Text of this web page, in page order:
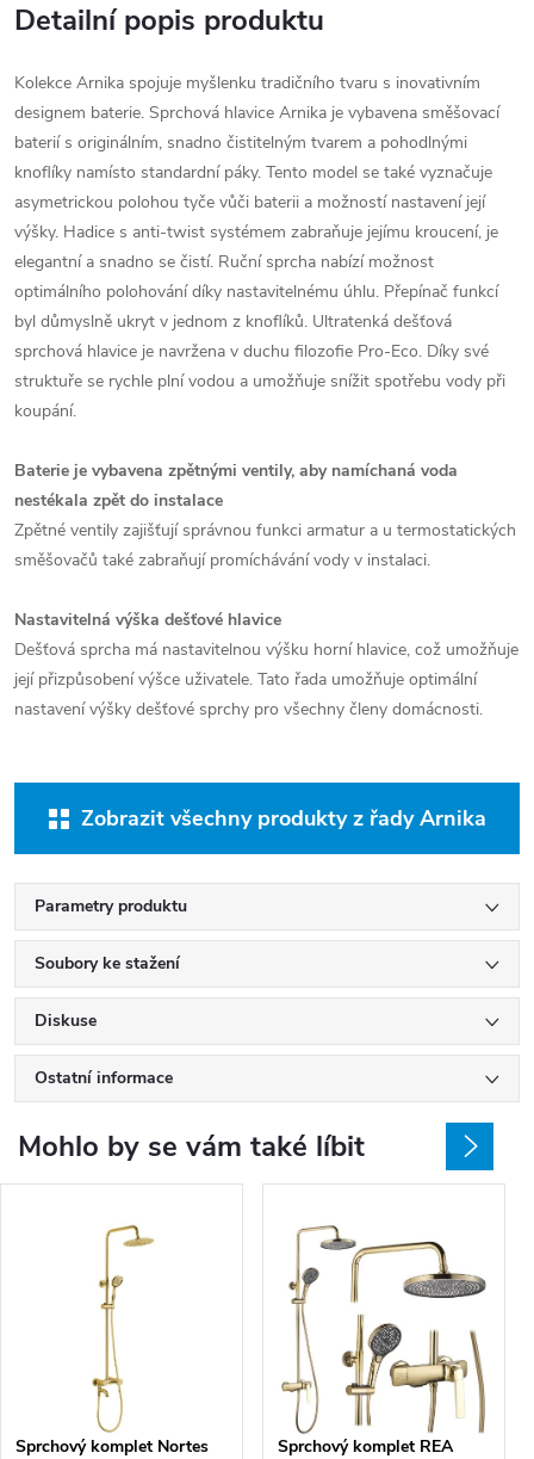
Detailní popis produktu
Kolekce Arnika spojuje myšlenku tradičního tvaru s inovativním
designem baterie. Sprchová hlavice Arnika je vybavena směšovací
baterií s originálním, snadno čistitelným tvarem a pohodlnými
knoflíky namísto standardní páky. Tento model se také vyznačuje
asymetrickou polohou tyče vůči baterii a možností nastavení její
výšky. Hadice s anti-twist systémem zabraňuje jejímu kroucení, je
elegantní a snadno se čistí. Ruční sprcha nabízí možnost
optimálního polohování díky nastavitelnému úhlu. Přepínač funkcí
byl důmyslně ukryt v jednom z knoflíků. Ultratenká dešťová
sprchová hlavice je navržena v duchu filozofie Pro-Eco. Díky své
struktuře se rychle plní vodou a umožňuje snížit spotřebu vody při
koupání.
Baterie je vybavena zpětnými ventily, aby namíchaná voda
nestékala zpět do instalace
Zpětné ventily zajišťují správnou funkci armatur a u termostatických
směšovačů také zabraňují promíchávání vody v instalaci.
Nastavitelná výška dešťové hlavice
Dešťová sprcha má nastavitelnou výšku horní hlavice, což umožňuje
její přizpůsobení výšce uživatele. Tato řada umožňuje optimální
nastavení výšky dešťové sprchy pro všechny členy domácnosti.
Zobrazit všechny produkty z řady Arnika
Parametry produktu
Soubory ke stažení
Diskuse
Ostatní informace
Mohlo by se vám také líbit
Sprchový komplet Nortes Sprchový komplet REA